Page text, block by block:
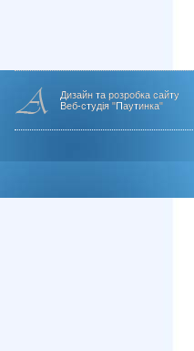
Дизайн та розробка сайту
Веб-студія "Паутинка"